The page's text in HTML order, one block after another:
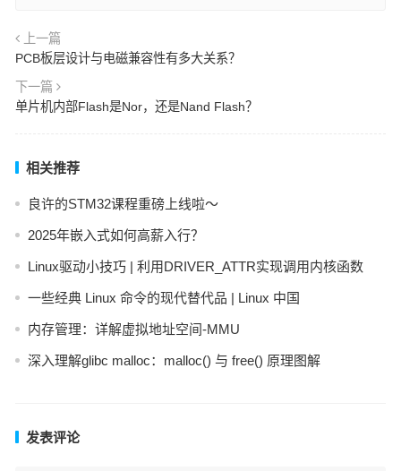
上一篇
PCB板层设计与电磁兼容性有多大关系？
下一篇
单片机内部Flash是Nor，还是Nand Flash？
相关推荐
良许的STM32课程重磅上线啦～
2025年嵌入式如何高薪入行？
Linux驱动小技巧 | 利用DRIVER_ATTR实现调用内核函数
一些经典 Linux 命令的现代替代品 | Linux 中国
内存管理：详解虚拟地址空间-MMU
深入理解glibc malloc：malloc() 与 free() 原理图解
发表评论